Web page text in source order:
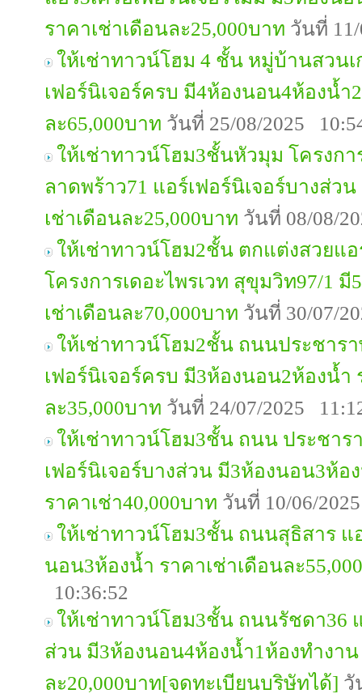
ราคาเช่าเดือนละ25,000บาท วันที่
ให้เช่าทาวน์โฮม 4 ชั้น หมู่บ้านสวน
เฟอร์นิเจอร์ครบ มี4ห้องนอน4ห้องน้ำ
ละ65,000บาท วันที่ 25/08/2025
ให้เช่าทาวน์โฮม3ชั้นหัวมุม โครงกา
ลาดพร้าว71 แอร์เฟอร์นิเจอร์บางส่ว
เช่าเดือนละ25,000บาท วันที่ 08/08/
ให้เช่าทาวน์โฮม2ชั้น ตกแต่งสวยแอ
โครงการเดอะไพรเวท สุขุมวิท97/1
เช่าเดือนละ70,000บาท วันที่ 30/07/
ให้เช่าทาวน์โฮม2ชั้น ถนนประชาร
เฟอร์นิเจอร์ครบ มี3ห้องนอน2ห้องน้ำ
ละ35,000บาท วันที่ 24/07/2025
ให้เช่าทาวน์โฮม3ชั้น ถนน ประชาร
เฟอร์นิเจอร์บางส่วน มี3ห้องนอน3ห้อ
ราคาเช่า40,000บาท วันที่ 10/06/
ให้เช่าทาวน์โฮม3ชั้น ถนนสุธิสาร แ
นอน3ห้องน้ำ ราคาเช่าเดือนละ
10:36:52
ให้เช่าทาวน์โฮม3ชั้น ถนนรัชดา36
ส่วน มี3ห้องนอน4ห้องน้ำ1ห้องทำงาน
ละ20,000บาท[จดทะเบียนบริษัทได้] วั